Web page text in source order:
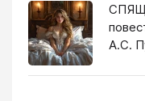
А.С.